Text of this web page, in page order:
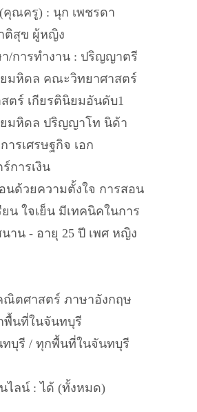
คุณครู) : นุก เพชรดา
ติสุข ผู้หญิง
/การทำงาน : ปริญญาตรี
มหิดล คณะวิทยาศาสตร์
ตร์ เกียรตินิยมอันดับ1
มหิดล ปริญญาโท นิด้า
รเศรษฐกิจ เอก
การเงิน
นด้วยความตั้งใจ การสอน
ยน ใจเย็น มีเทคนิคในการ
าน - อายุ 25 ปี เพศ หญิง
ณิตศาสตร์ ภาษาอังกฤษ
พื้นที่ในจันทบุรี
ทบุรี / ทุกพื้นที่ในจันทบุรี
ไลน์ : ได้ (ทั้งหมด)